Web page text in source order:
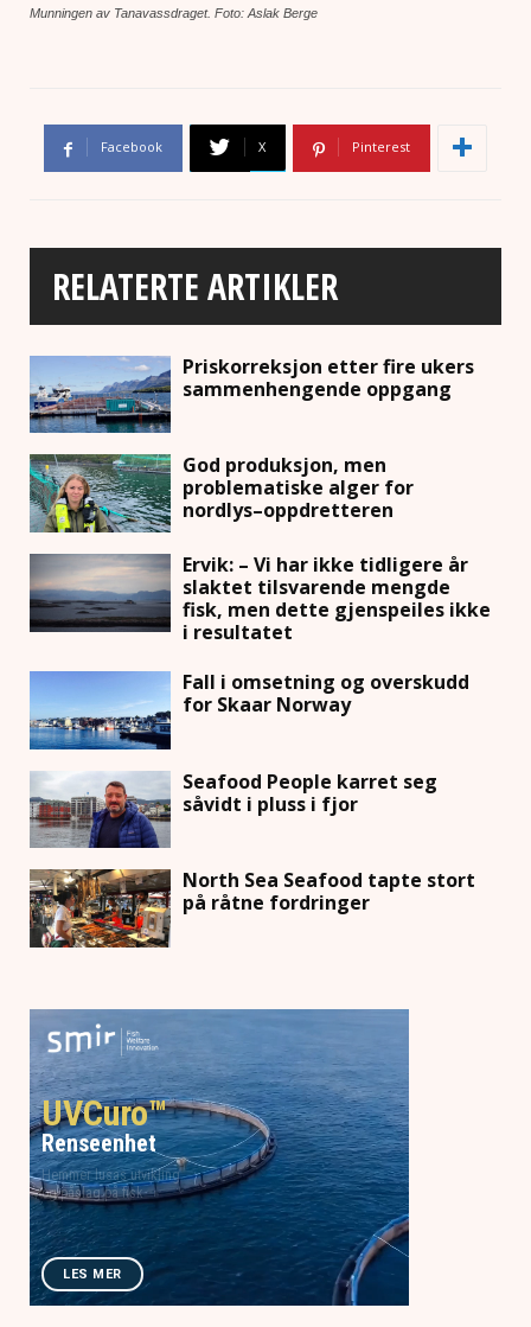
Munningen av Tanavassdraget. Foto: Aslak Berge
Facebook X Pinterest
RELATERTE ARTIKLER
Priskorreksjon etter fire ukers
sammenhengende oppgang
God produksjon, men
problematiske alger for
nordlys–oppdretteren
Ervik: – Vi har ikke tidligere år
slaktet tilsvarende mengde
fisk, men dette gjenspeiles ikke
i resultatet
Fall i omsetning og overskudd
for Skaar Norway
Seafood People karret seg
såvidt i pluss i fjor
North Sea Seafood tapte stort
på råtne fordringer